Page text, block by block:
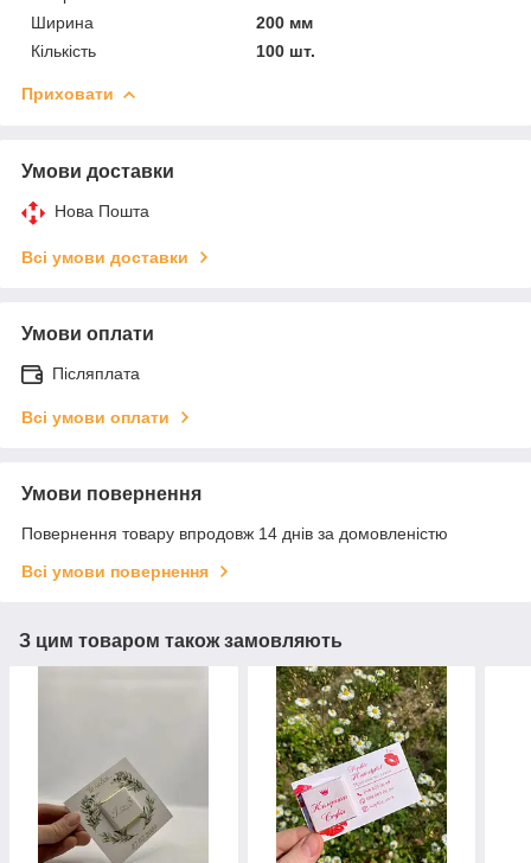
Ширина
200 мм
Кількість
100 шт.
Приховати
Умови доставки
Нова Пошта
Всі умови доставки
Умови оплати
Післяплата
Всі умови оплати
Умови повернення
Повернення товару впродовж 14 днів за домовленістю
Всі умови повернення
З цим товаром також замовляють